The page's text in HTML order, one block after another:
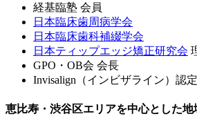
経基臨塾 会員
日本臨床歯周病学会
日本臨床歯科補綴学会
日本ティップエッジ矯正研究会
GPO・OB会 会長
Invisalign（インビザライン）認
恵比寿・渋谷区エリアを中心とした地